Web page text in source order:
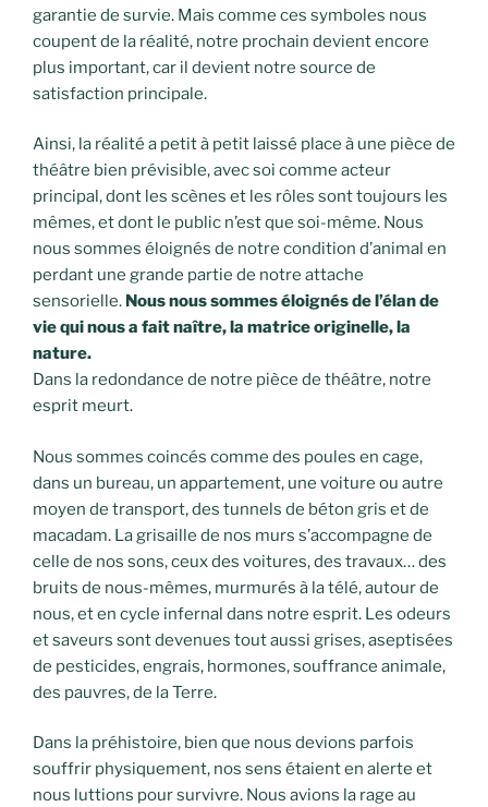
garantie de survie. Mais comme ces symboles nous
coupent de la réalité, notre prochain devient encore
plus important, car il devient notre source de
satisfaction principale.
Ainsi, la réalité a petit à petit laissé place à une pièce de
théâtre bien prévisible, avec soi comme acteur
principal, dont les scènes et les rôles sont toujours les
mêmes, et dont le public n’est que soi-même. Nous
nous sommes éloignés de notre condition d’animal en
perdant une grande partie de notre attache
sensorielle. Nous nous sommes éloignés de l’élan de
vie qui nous a fait naître, la matrice originelle, la
nature.
Dans la redondance de notre pièce de théâtre, notre
esprit meurt.
Nous sommes coincés comme des poules en cage,
dans un bureau, un appartement, une voiture ou autre
moyen de transport, des tunnels de béton gris et de
macadam. La grisaille de nos murs s’accompagne de
celle de nos sons, ceux des voitures, des travaux… des
bruits de nous-mêmes, murmurés à la télé, autour de
nous, et en cycle infernal dans notre esprit. Les odeurs
et saveurs sont devenues tout aussi grises, aseptisées
de pesticides, engrais, hormones, souffrance animale,
des pauvres, de la Terre.
Dans la préhistoire, bien que nous devions parfois
souffrir physiquement, nos sens étaient en alerte et
nous luttions pour survivre. Nous avions la rage au